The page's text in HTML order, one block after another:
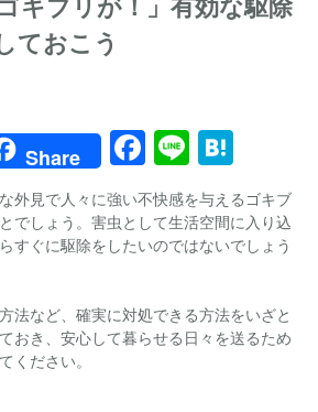
キブリが！」有効な駆除
ておこう
Share Facebook
Line
外見で人々に強い不快感を与えるゴキブ
でしょう。害虫として生活空間に入り込
すぐに駆除をしたいのではないでしょう
法など、確実に対処できる方法をいざと
おき、安心して暮らせる日々を送るため
ください。